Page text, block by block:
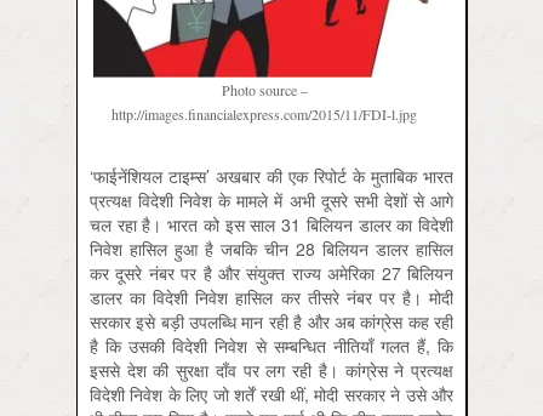
Photo source –
http://images.financialexpress.com/2015/11/FDI-l.jpg
‘फाईनेंशियल टाइम्स’ अखबार की एक रिपोर्ट के मुताबिक भारत
प्रत्यक्ष विदेशी निवेश के मामले में अभी दूसरे सभी देशों से आगे
चल रहा है। भारत को इस साल 31 बिलियन डालर का विदेशी
निवेश हासिल हुआ है जबकि चीन 28 बिलियन डालर हासिल
कर दूसरे नंबर पर है और संयुक्त राज्य अमेरिका 27 बिलियन
डालर का विदेशी निवेश हासिल कर तीसरे नंबर पर है। मोदी
सरकार इसे बड़ी उपलब्धि मान रही है और अब कांग्रेस कह रही
है कि उसकी विदेशी निवेश से सम्बन्धित नीतियाँ गलत हैं, कि
इससे देश की सुरक्षा दाँव पर लग रही है। कांग्रेस ने प्रत्यक्ष
विदेशी निवेश के लिए जो शर्तें रखी थीं, मोदी सरकार ने उसे और